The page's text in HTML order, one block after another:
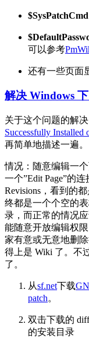
$SysPatchCmd
可以参考
还有一些页面
解决 Windows
关于这个问题的解
Successfully Installed
再简单地描述一遍。
情况：随意编辑一
一个”Edit Page”的
Revisions，看到的
终都是一个个空的
录，而正常的情况
能随意开放编辑权
家有意或无意地删
得上是 Wiki 了。不
了。
从sf.net下载
patch。
双击下载的
的安装目录